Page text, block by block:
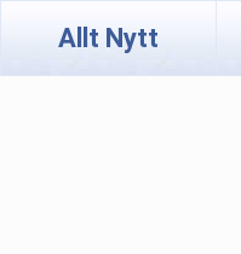
Allt Nytt